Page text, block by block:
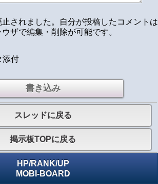
されました。自分が投稿したコメントは
ザで編集・削除が可能です。
添付
スレッドに戻る
掲示板TOPに戻る
HP/RANK/UP
MOBI-BOARD